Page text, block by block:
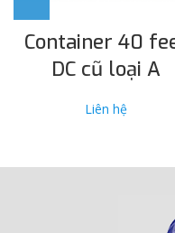
Container 40
DC cũ loại A
Liên hệ